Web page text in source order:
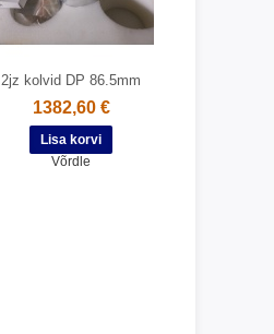
2jz kolvid DP 86.5mm
1382,60 €
Võrdle